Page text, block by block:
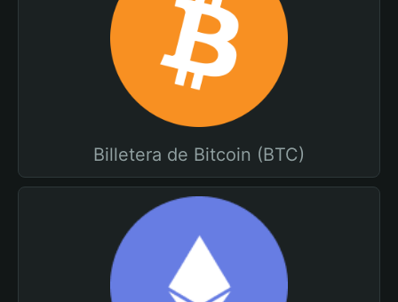
Billetera de Bitcoin (BTC)